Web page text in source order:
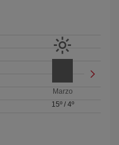
Marzo
15º/ 4º